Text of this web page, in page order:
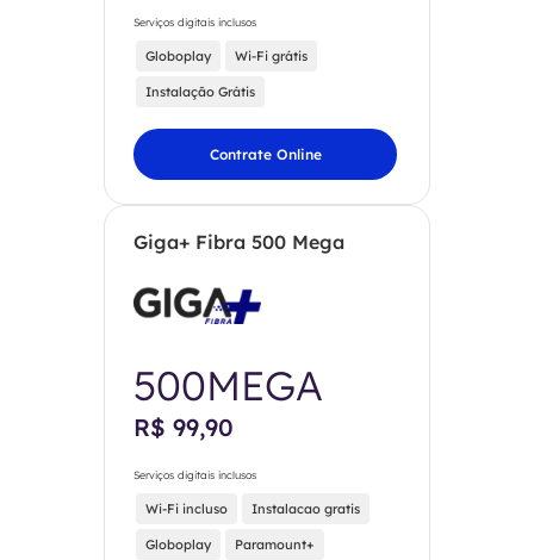
Serviços digitais inclusos
Globoplay Wi-Fi grátis
Instalação Grátis
Contrate Online
Giga+ Fibra 500 Mega
500MEGA
R$ 99,90
Serviços digitais inclusos
Wi-Fi incluso Instalacao gratis
Globoplay Paramount+